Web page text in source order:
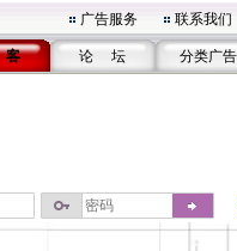
广告服务 联系我们
论 坛 分类广告